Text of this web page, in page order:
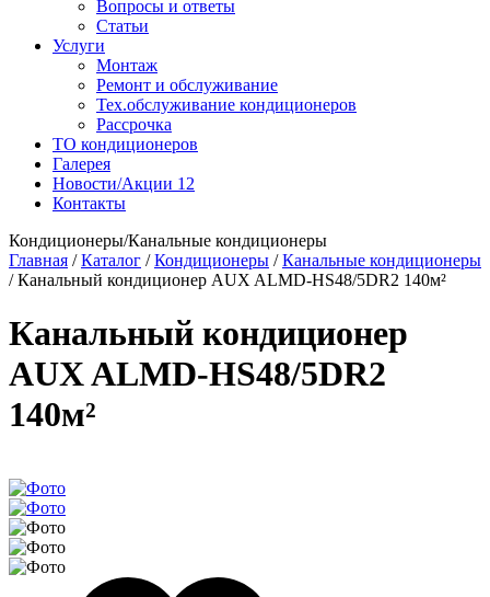
Вопросы и ответы
Статьи
Услуги
Монтаж
Ремонт и обслуживание
Тех.обслуживание кондиционеров
Рассрочка
ТО кондиционеров
Галерея
Новости/Акции 12
Контакты
Кондиционеры/Канальные кондиционеры
Главная /Каталог /Кондиционеры /Канальные кондиционеры
/Канальный кондиционер AUX ALMD-HS48/5DR2 140м²
Канальный кондиционер
AUX ALMD-HS48/5DR2
140м²